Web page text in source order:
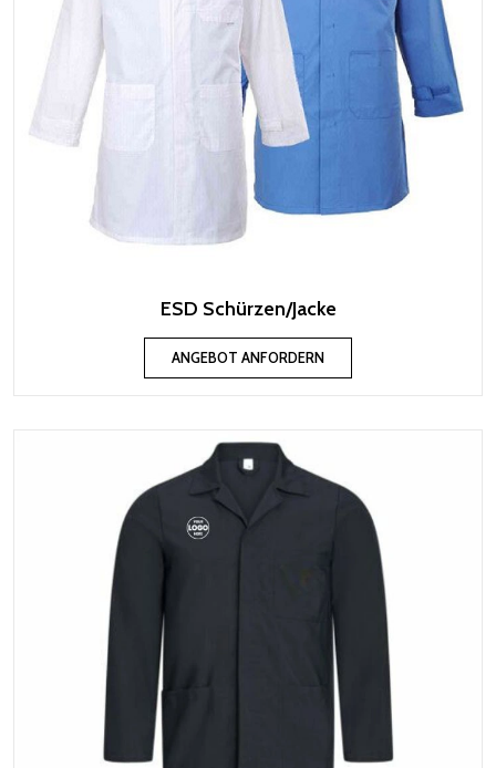
ESD Schürzen/Jacke
ANGEBOT ANFORDERN